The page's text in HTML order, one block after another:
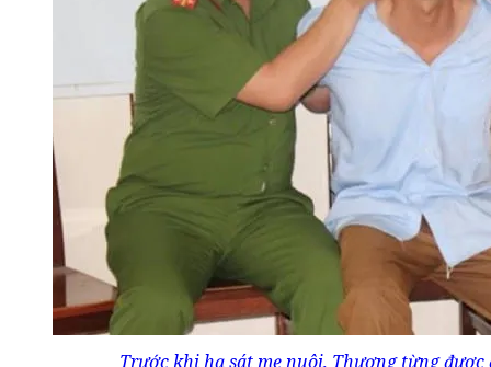
Trước khi hạ sát mẹ nuôi, Thương từng